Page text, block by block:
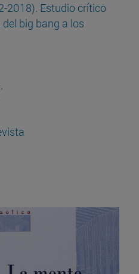
2018). Estudio crítico
big bang a los